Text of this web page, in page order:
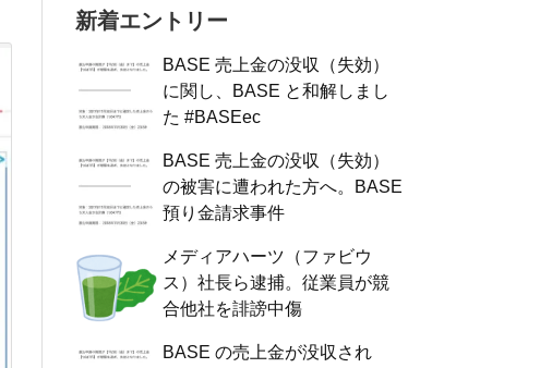
新着エントリー
BASE 売上金の没収（失効）
に関し、BASE と和解しまし
た #BASEec
BASE 売上金の没収（失効）
の被害に遭われた方へ。BASE
預り金請求事件
メディアハーツ（ファビウ
ス）社長ら逮捕。従業員が競
合他社を誹謗中傷
BASE の売上金が没収され